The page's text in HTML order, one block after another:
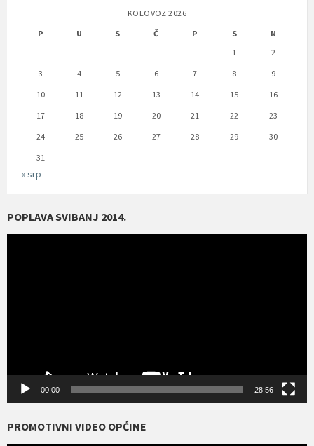
KOLOVOZ 2026
P
U S Č P S
N
1
2
3
4 5 6 7 8
9
10
11 12 13 14 15
16
17
18 19 20 21 22
23
24
25 26 27 28 29
30
31
« srp
POPLAVA SVIBANJ 2014.
00:00 28:56
PROMOTIVNI VIDEO OPĆINE